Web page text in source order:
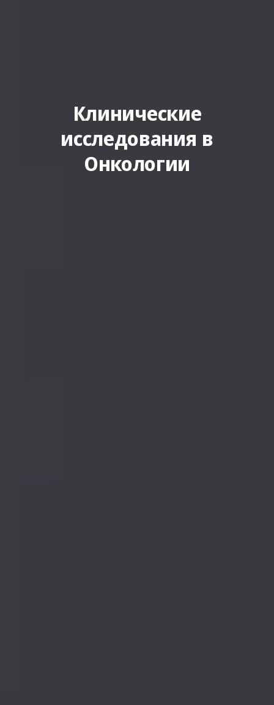
Клинические
исследования в
Онкологии